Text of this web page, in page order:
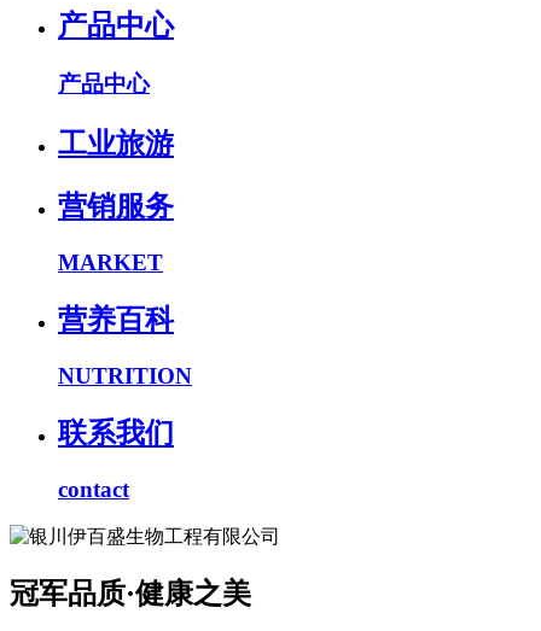
产品中心
产品中心
工业旅游
营销服务
MARKET
营养百科
NUTRITION
联系我们
contact
冠军品质·健康之美